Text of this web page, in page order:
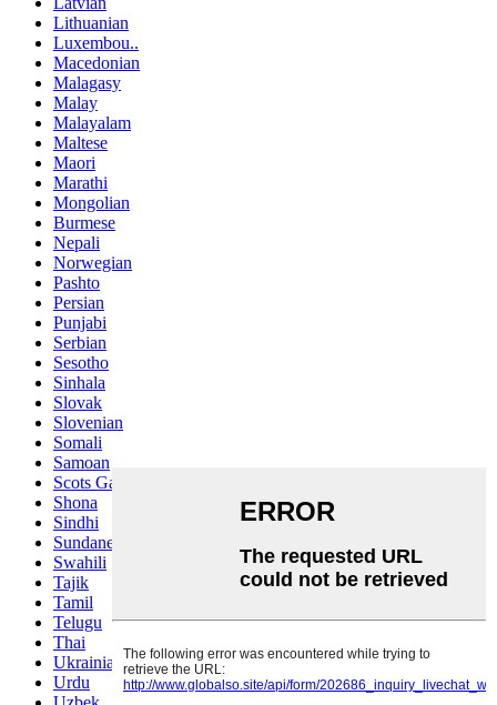
Lithuanian
Luxembou..
Macedonian
Malagasy
Malay
Malayalam
Maltese
Maori
Marathi
Mongolian
Burmese
Nepali
Norwegian
Pashto
Persian
Punjabi
Serbian
Sesotho
Sinhala
Slovak
Slovenian
Somali
Samoan
Scots Gaelic
Shona
Sindhi
Sundanese
Swahili
Tajik
Tamil
Telugu
Thai
Ukrainian
Urdu